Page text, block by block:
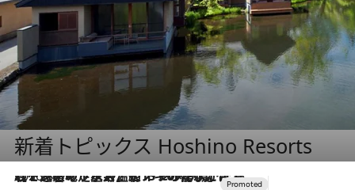
新着トピックス Hoshino Resorts
2026.8.7
【トンボの足水浴】ヒノキの香りに包まれて涼感マックス！約13℃の湧水かけ流しを避暑地「星野温泉 トンボの湯」で体験